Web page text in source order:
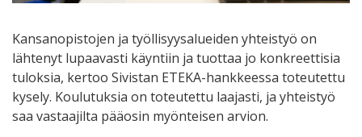
Kansanopistojen ja työllisyysalueiden yhteistyö on
lähtenyt lupaavasti käyntiin ja tuottaa jo konkreettisia
tuloksia, kertoo Sivistan ETEKA-hankkeessa toteutettu
kysely. Koulutuksia on toteutettu laajasti, ja yhteistyö
saa vastaajilta pääosin myönteisen arvion.